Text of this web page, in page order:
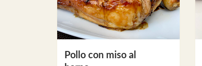
Pollo con miso al